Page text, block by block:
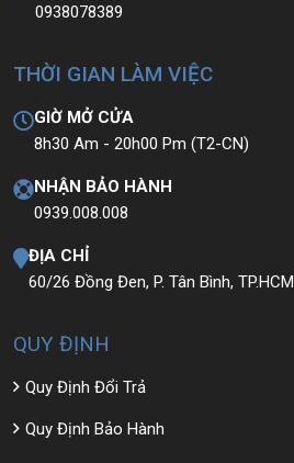
0938078389
THỜI GIAN LÀM VIỆC
GIỜ MỞ CỬA
8h30 Am - 20h00 Pm (T2-CN)
NHẬN BẢO HÀNH
0939.008.008
ĐỊA CHỈ
60/26 Đồng Đen, P. Tân Bình, TP.HCM
QUY ĐỊNH
Quy Định Đổi Trả
Quy Định Bảo Hành